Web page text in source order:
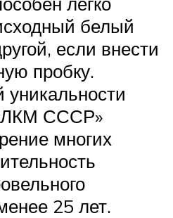
белый
если внести
пробку.
уникальности
СССР»
многих
25 лет.